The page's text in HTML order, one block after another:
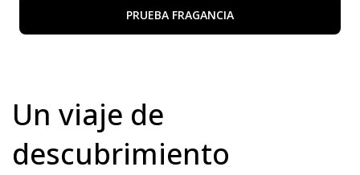
PRUEBA FRAGANCIA
Un viaje de
descubrimiento